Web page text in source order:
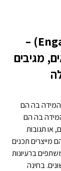
) –
מגיבים
המידה בה הם
בה הם
או תגובות
מייצרים תכנים
ברעיונות
בחינה